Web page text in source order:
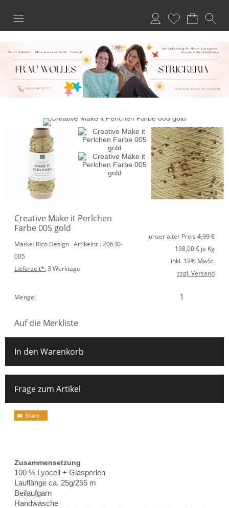
Anmelden
Merkliste
Creative Make it Perlchen
Farbe 005 gold
Marke: Rico Design Artikelnr.: 20630-
005
Lieferzeit*:3 Werktage
unser alter Preis 4,99 €
198,00€ je Kg
inkl. 19% MwSt.
zzgl. Versand
Menge:
Auf die Merkliste
In den Warenkorb
Frage zum Artikel
Zusammensetzung
100 % Lyocell + Glasperlen
Lauflänge ca. 25g/255 m
Beilaufgarn
Handwäsche